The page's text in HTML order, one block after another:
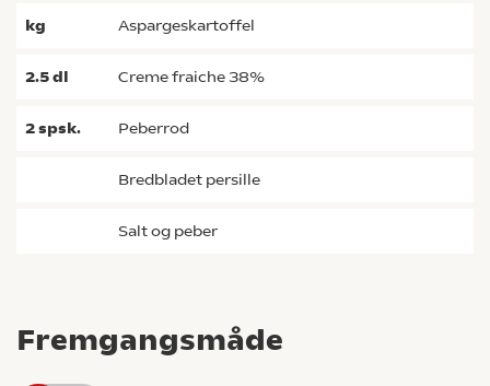
Fremgangsmåde
kg aspargeskartoffel
2.5dl creme fraiche 38%
2spsk. peberrod
bredbladet persille
salt og peber